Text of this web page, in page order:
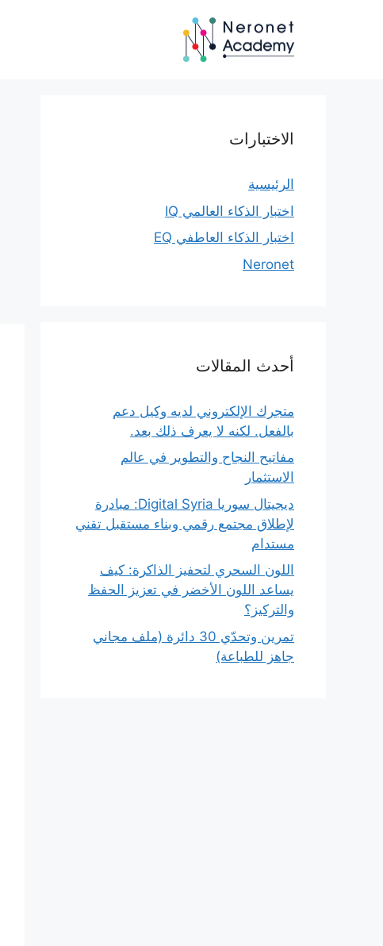
الاختبارات
الرئيسية
اختبار الذكاء العالمي IQ
اختبار الذكاء العاطفي EQ
Neronet
أحدث المقالات
متجرك الإلكتروني لديه وكيل دعم
بالفعل. لكنه لا يعرف ذلك بعد.
مفاتيح النجاح والتطوير في عالم
الاستثمار
ديجيتال سوريا Digital Syria: مبادرة
لإطلاق مجتمع رقمي وبناء مستقبل تقني
مستدام
اللون السحري لتحفيز الذاكرة: كيف
يساعد اللون الأخضر في تعزيز الحفظ
والتركيز؟
تمرين وتحدّي 30 دائرة (ملف مجاني
جاهز للطباعة)